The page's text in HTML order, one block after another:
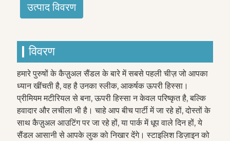
उत्पाद विवरण
विवरण
हमारे पुरुषों के कैज़ुअल सैंडल के बारे में सबसे पहली चीज़ जो आपका
ध्यान खींचती है, वह है उनका स्लीक, आकर्षक ऊपरी हिस्सा।
प्रीमियम मटीरियल से बना, ऊपरी हिस्सा न केवल परिष्कृत है, बल्कि
हवादार और लचीला भी है। चाहे आप बीच पार्टी में जा रहे हों, दोस्तों के
साथ कैज़ुअल आउटिंग पर जा रहे हों, या पार्क में धूप वाले दिन हों, ये
सैंडल आसानी से आपके लुक को निखार देंगे। स्टाइलिश डिज़ाइन को